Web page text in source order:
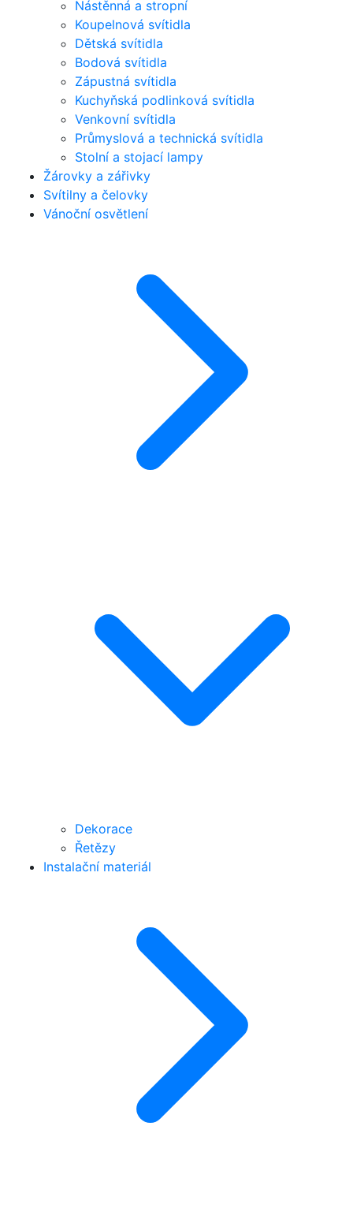
Nástěnná a stropní
Koupelnová svítidla
Dětská svítidla
Bodová svítidla
Zápustná svítidla
Kuchyňská podlinková svítidla
Venkovní svítidla
Průmyslová a technická svítidla
Stolní a stojací lampy
Žárovky a zářivky
Svítilny a čelovky
Vánoční osvětlení
Dekorace
Řetězy
Instalační materiál